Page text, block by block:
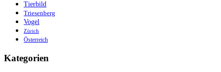
Tierbild
Triesenberg
Vogel
Zürich
Österreich
Kategorien